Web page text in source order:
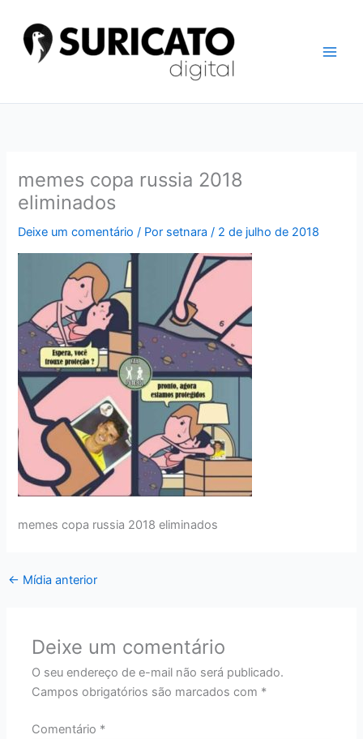
conteúdo
memes copa russia 2018
eliminados
Deixe um comentário / Por setnara/ 2 de julho de 2018
memes copa russia 2018 eliminados
← Mídia anterior
Deixe um comentário
O seu endereço de e-mail não será publicado.
Campos obrigatórios são marcados com *
Comentário *